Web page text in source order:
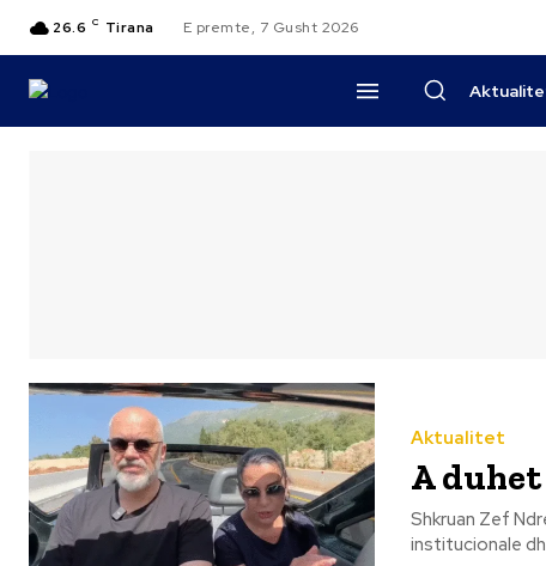
26.6 C Tirana E premte, 7 Gusht 2026
Aktualitet
A
Shkruan Zef Ndreka Nëse e shohim çështjen e znj. Belinda Balluku në
institucionale